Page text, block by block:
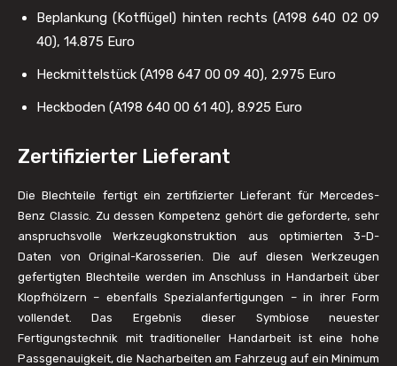
Beplankung (Kotflügel) hinten rechts (A198 640 02 09
40), 14.875 Euro
Heckmittelstück (A198 647 00 09 40), 2.975 Euro
Heckboden (A198 640 00 61 40), 8.925 Euro
Zertifizierter Lieferant
Die Blechteile fertigt ein zertifizierter Lieferant für Mercedes-
Benz Classic. Zu dessen Kompetenz gehört die geforderte, sehr
anspruchsvolle Werkzeugkonstruktion aus optimierten 3-D-
Daten von Original-Karosserien. Die auf diesen Werkzeugen
gefertigten Blechteile werden im Anschluss in Handarbeit über
Klopfhölzern – ebenfalls Spezialanfertigungen – in ihrer Form
vollendet. Das Ergebnis dieser Symbiose neuester
Fertigungstechnik mit traditioneller Handarbeit ist eine hohe
Passgenauigkeit, die Nacharbeiten am Fahrzeug auf ein Minimum